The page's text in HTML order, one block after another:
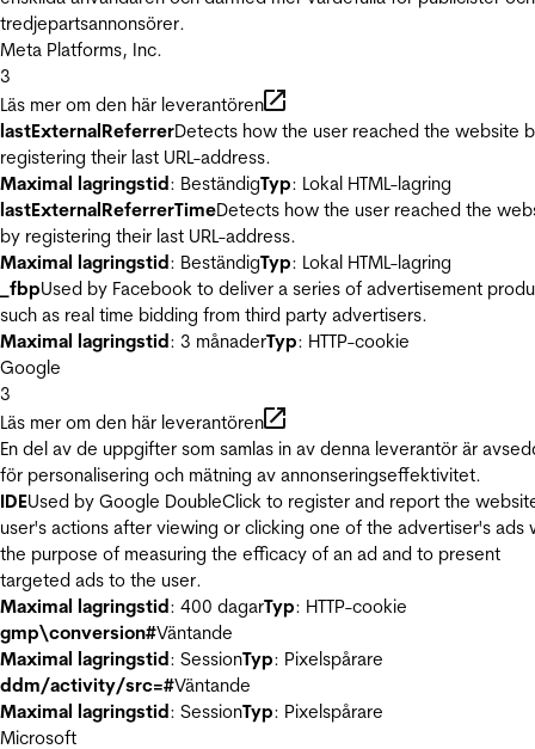
tredjepartsannonsörer.
Meta Platforms, Inc.
3
Läs mer om den här leverantören
lastExternalReferrerDetects how the user reached the website
registering their last URL-address.
Maximal lagringstid: BeständigTyp: Lokal HTML-lagring
lastExternalReferrerTimeDetects how the user reached the
by registering their last URL-address.
Maximal lagringstid: BeständigTyp: Lokal HTML-lagring
_fbpUsed by Facebook to deliver a series of advertisement
such as real time bidding from third party advertisers.
Maximal lagringstid: 3 månaderTyp: HTTP-cookie
Google
3
Läs mer om den här leverantören
En del av de uppgifter som samlas in av denna leverantör är
för personalisering och mätning av annonseringseffektivitet.
IDEUsed by Google DoubleClick to register and report the
user's actions after viewing or clicking one of the advertiser's ads
the purpose of measuring the efficacy of an ad and to present
targeted ads to the user.
Maximal lagringstid: 400 dagarTyp: HTTP-cookie
gmp\conversion#Väntande
Maximal lagringstid: SessionTyp: Pixelspårare
ddm/activity/src=#Väntande
Maximal lagringstid: SessionTyp: Pixelspårare
Microsoft